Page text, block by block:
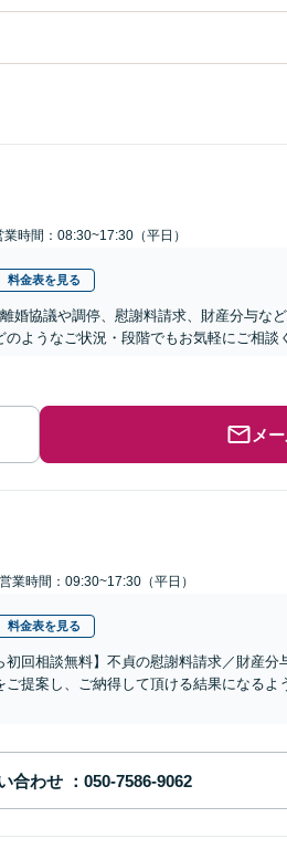
業時間：08:30~17:30（平日）
料金表を見る
婚協議や調停、慰謝料請求、財産分与な
ようなご状況・段階でもお気軽にご相談
メ
営業時間：09:30~17:30（平日）
料金表を見る
初回相談無料】不貞の慰謝料請求／財産
提案し、ご納得して頂ける結果になる
合わせ